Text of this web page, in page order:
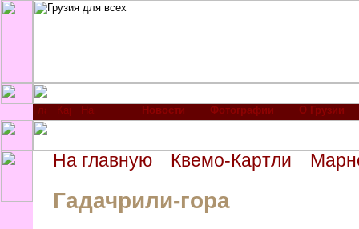
Новости Фотографии О Грузии
На главную Квемо-Картли
Гадачрили-гора